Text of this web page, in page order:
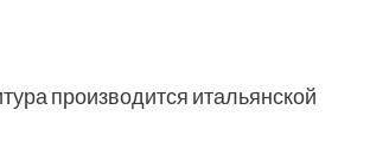
производится итальянской